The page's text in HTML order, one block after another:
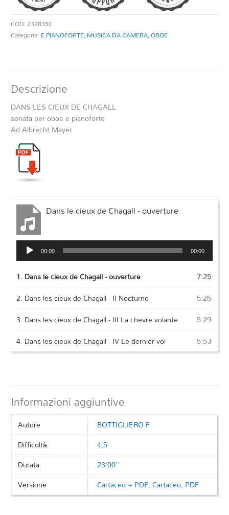
COD:232835C
Categorie: E PIANOFORTE, MUSICA DA CAMERA,OBOE
Descrizione
DANS LES CIEUX DE CHAGALL
sonata per oboe e pianoforte
Ad Albrecht Mayer
Dans le cieux de Chagall - ouverture
Audio
Player 00:00 00:00
1.Dans le cieux de Chagall - ouverture
7:25
2. Dans les cieux de Chagall - II Nocturne
5:26
3. Dans les cieux de Chagall - III La chevre volante
5:29
4. Dans les cieux de Chagall - IV Le dernier vol 5:53
Informazioni aggiuntive
Autore
BOTTIGLIERO F.
Difficoltà
4,5
Durata
23'00''
Versione
Cartaceo + PDF,Cartaceo, PDF